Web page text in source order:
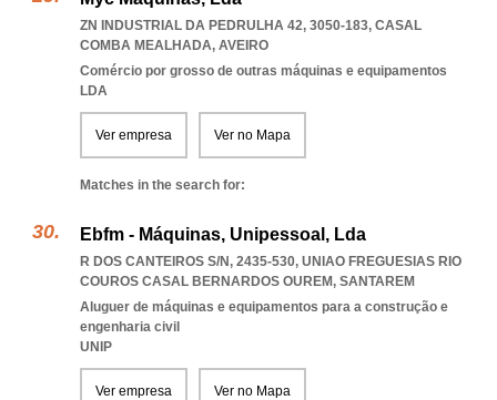
ZN INDUSTRIAL DA PEDRULHA 42, 3050-183, CASAL
COMBA MEALHADA, AVEIRO
Comércio por grosso de outras máquinas e equipamentos
LDA
Ver empresa Ver no Mapa
Matches in the search for:
Ebfm - Máquinas, Unipessoal, Lda
R DOS CANTEIROS S/N, 2435-530, UNIAO FREGUESIAS RIO
COUROS CASAL BERNARDOS OUREM, SANTAREM
Aluguer de máquinas e equipamentos para a construção e
engenharia civil
UNIP
Ver empresa Ver no Mapa